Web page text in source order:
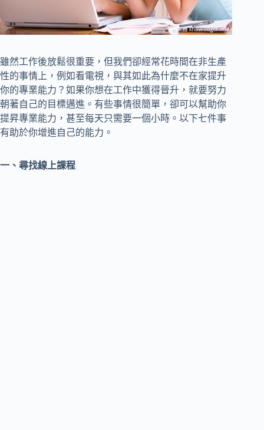
雖然工作後放鬆很重要，但我們卻經常花時間在非生產
性的事情上，例如看電視，與其如此為什麼不在家提升
你的專業能力？如果你想在工作中獲得晉升，就要努力
朝著自己的目標邁進。有些事情很簡單，卻可以幫助你
提昇專業能力，甚至每天只需要一個小時。以下七件事
有助於你增進自己的能力。
一、尋找線上課程